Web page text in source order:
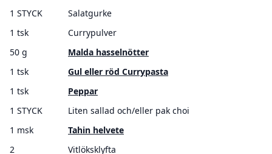
1 STYCK
Salatgurke
1 tsk
Currypulver
50 g
Malda hasselnötter
1 tsk
Gul eller röd Currypasta
1 tsk
Peppar
1 STYCK
Liten sallad och/eller pak choi
1 msk
Tahin helvete
2
Vitlöksklyfta